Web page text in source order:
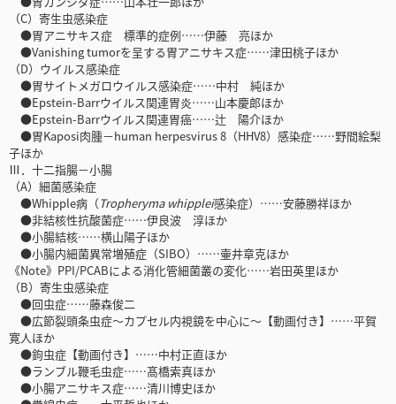
（C）寄生虫感染症
●胃アニサキス症 標準的症例……伊藤 亮ほか
●Vanishing tumorを呈する胃アニサキス症……津田桃子ほか
（D）ウイルス感染症
●胃サイトメガロウイルス感染症……中村 純ほか
●Epstein-Barrウイルス関連胃炎……山本慶郎ほか
●Epstein-Barrウイルス関連胃癌……辻 陽介ほか
●胃Kaposi肉腫－human herpesvirus 8（HHV8）感染症……野間絵梨
子ほか
Ⅲ．十二指腸－小腸
（A）細菌感染症
●Whipple病（Tropheryma whipplei感染症）……安藤勝祥ほか
●非結核性抗酸菌症……伊良波 淳ほか
●小腸結核……横山陽子ほか
●小腸内細菌異常増殖症（SIBO）……壷井章克ほか
《Note》PPI/PCABによる消化管細菌叢の変化……岩田英里ほか
（B）寄生虫感染症
●回虫症……藤森俊二
●広節裂頭条虫症～カプセル内視鏡を中心に～【動画付き】……平賀
寛人ほか
●鉤虫症【動画付き】……中村正直ほか
●ランブル鞭毛虫症……髙橋索真ほか
●小腸アニサキス症……清川博史ほか